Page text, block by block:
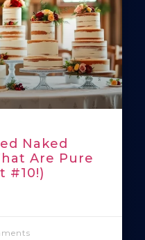
Naked
Are Pure
#10!)